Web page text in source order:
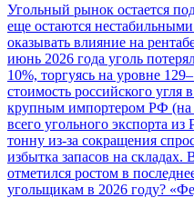
Угольный рынок остается
еще остаются
оказывать влияние на
июнь 2026 года уголь
10%, торгуясь на уровне
стоимость российского
крупным импортером РФ (на
всего угольного экспорта
тонну из-за сокращения
избытка запасов на складах.
отметился ростом в
угольщикам в 2026 году?